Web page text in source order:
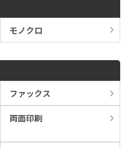
モノクロ
ファックス
両面印刷